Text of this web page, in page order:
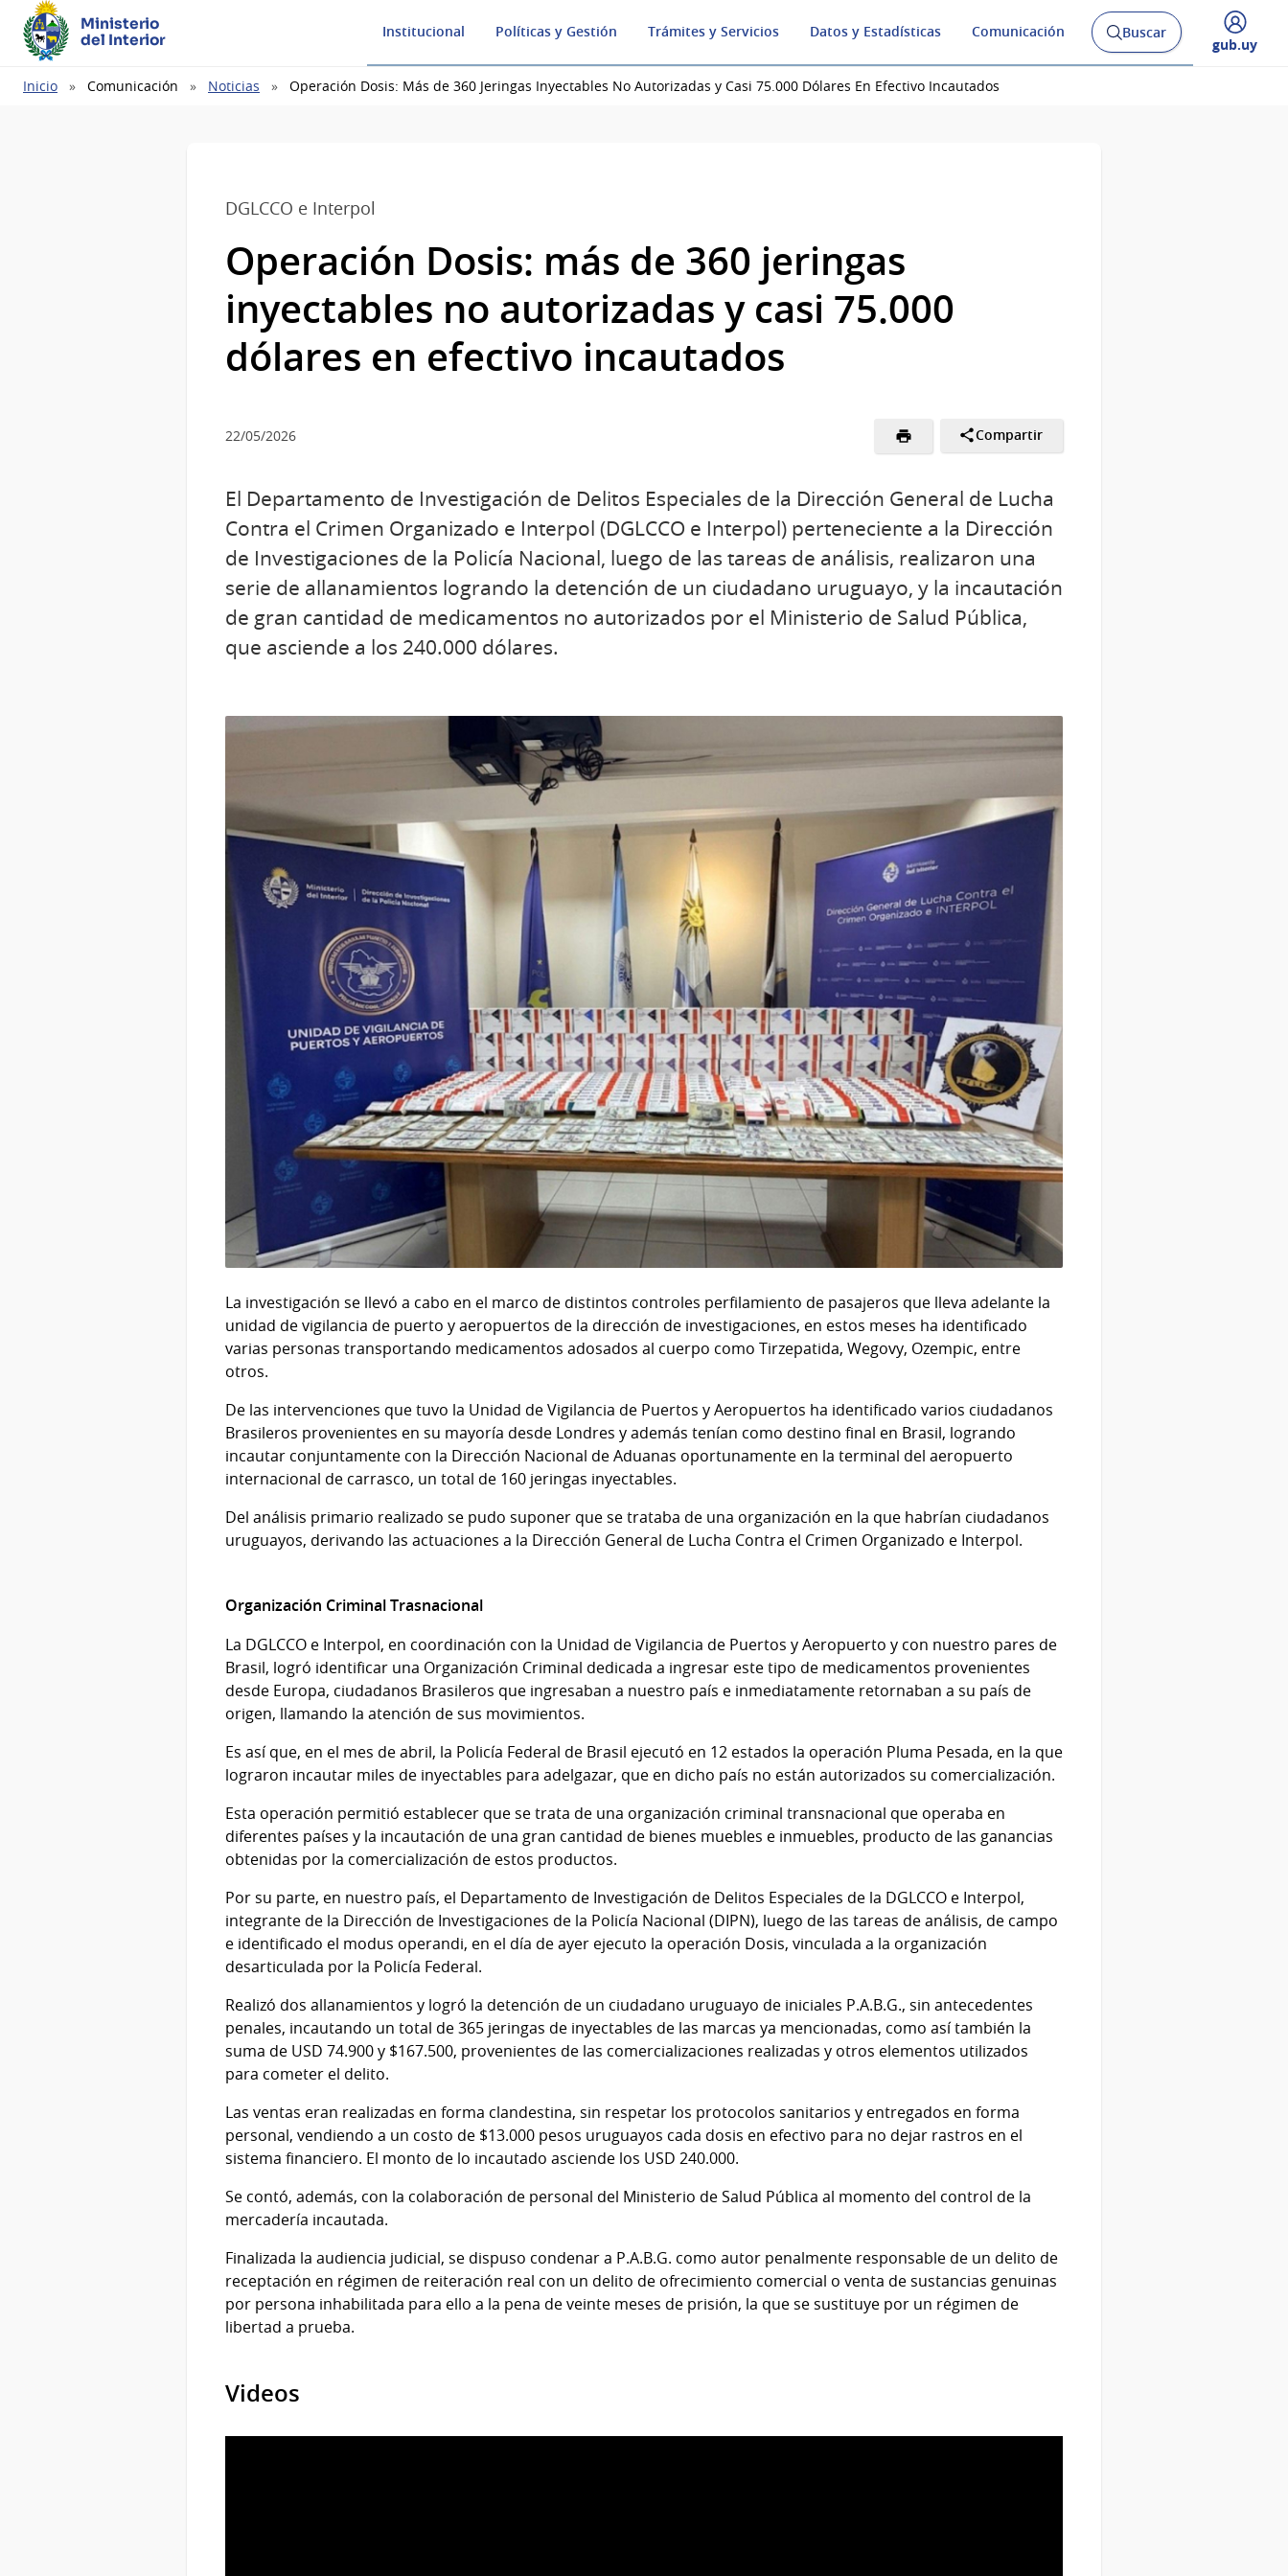
Ministerio
del Interior
Institucional Políticas y Gestión Trámites y Servicios Datos y Estadísticas Comunicación
Abrir
buscador
Buscar
Desplegar
gub.uy
Ruta
Inicio Comunicación Noticias Operación Dosis: Más de 360 Jeringas Inyectables No Autorizadas y Casi 75.000 Dólares En Efectivo Incautados
DGLCCO e Interpol
Operación Dosis: más de 360 jeringas
inyectables no autorizadas y casi 75.000
dólares en efectivo incautados
22/05/2026 Compartir
El Departamento de Investigación de Delitos Especiales de la Dirección General de Lucha
Contra el Crimen Organizado e Interpol (DGLCCO e Interpol) perteneciente a la Dirección
de Investigaciones de la Policía Nacional, luego de las tareas de análisis, realizaron una
serie de allanamientos logrando la detención de un ciudadano uruguayo, y la incautación
de gran cantidad de medicamentos no autorizados por el Ministerio de Salud Pública,
que asciende a los 240.000 dólares.
La investigación se llevó a cabo en el marco de distintos controles perfilamiento de pasajeros que lleva adelante la
unidad de vigilancia de puerto y aeropuertos de la dirección de investigaciones, en estos meses ha identificado
varias personas transportando medicamentos adosados al cuerpo como Tirzepatida, Wegovy, Ozempic, entre
otros.
De las intervenciones que tuvo la Unidad de Vigilancia de Puertos y Aeropuertos ha identificado varios ciudadanos
Brasileros provenientes en su mayoría desde Londres y además tenían como destino final en Brasil, logrando
incautar conjuntamente con la Dirección Nacional de Aduanas oportunamente en la terminal del aeropuerto
internacional de carrasco, un total de 160 jeringas inyectables.
Del análisis primario realizado se pudo suponer que se trataba de una organización en la que habrían ciudadanos
uruguayos, derivando las actuaciones a la Dirección General de Lucha Contra el Crimen Organizado e Interpol.
Organización Criminal Trasnacional
La DGLCCO e Interpol, en coordinación con la Unidad de Vigilancia de Puertos y Aeropuerto y con nuestro pares de
Brasil, logró identificar una Organización Criminal dedicada a ingresar este tipo de medicamentos provenientes
desde Europa, ciudadanos Brasileros que ingresaban a nuestro país e inmediatamente retornaban a su país de
origen, llamando la atención de sus movimientos.
Es así que, en el mes de abril, la Policía Federal de Brasil ejecutó en 12 estados la operación Pluma Pesada, en la que
lograron incautar miles de inyectables para adelgazar, que en dicho país no están autorizados su comercialización.
Esta operación permitió establecer que se trata de una organización criminal transnacional que operaba en
diferentes países y la incautación de una gran cantidad de bienes muebles e inmuebles, producto de las ganancias
obtenidas por la comercialización de estos productos.
Por su parte, en nuestro país, el Departamento de Investigación de Delitos Especiales de la DGLCCO e Interpol,
integrante de la Dirección de Investigaciones de la Policía Nacional (DIPN), luego de las tareas de análisis, de campo
e identificado el modus operandi, en el día de ayer ejecuto la operación Dosis, vinculada a la organización
desarticulada por la Policía Federal.
Realizó dos allanamientos y logró la detención de un ciudadano uruguayo de iniciales P.A.B.G., sin antecedentes
penales, incautando un total de 365 jeringas de inyectables de las marcas ya mencionadas, como así también la
suma de USD 74.900 y $167.500, provenientes de las comercializaciones realizadas y otros elementos utilizados
para cometer el delito.
Las ventas eran realizadas en forma clandestina, sin respetar los protocolos sanitarios y entregados en forma
personal, vendiendo a un costo de $13.000 pesos uruguayos cada dosis en efectivo para no dejar rastros en el
sistema financiero. El monto de lo incautado asciende los USD 240.000.
Se contó, además, con la colaboración de personal del Ministerio de Salud Pública al momento del control de la
mercadería incautada.
Finalizada la audiencia judicial, se dispuso condenar a P.A.B.G. como autor penalmente responsable de un delito de
receptación en régimen de reiteración real con un delito de ofrecimiento comercial o venta de sustancias genuinas
por persona inhabilitada para ello a la pena de veinte meses de prisión, la que se sustituye por un régimen de
libertad a prueba.
Videos